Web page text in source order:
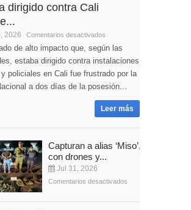
dirigido contra Cali
2026 Comentarios desactivados
de alto impacto que, según las
estaba dirigido contra instalaciones
policiales en Cali fue frustrado por la
a dos días de la posesión...
Leer más
Capturan a alias ‘Miso’,
con drones y...
Jul 31, 2026
Comentarios desactivados